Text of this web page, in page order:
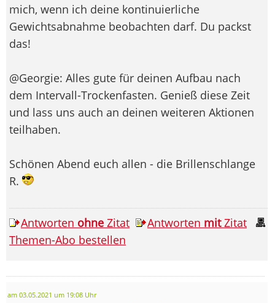
mich, wenn ich deine kontinuierliche
Gewichtsabnahme beobachten darf. Du packst
das!
@Georgie: Alles gute für deinen Aufbau nach
dem Intervall-Trockenfasten. Genieß diese Zeit
und lass uns auch an deinen weiteren Aktionen
teilhaben.
Schönen Abend euch allen - die Brillenschlange
R.
Antworten ohne Zitat Antworten mitZitat
Themen-Abo bestellen
am 03.05.2021 um 19:08 Uhr